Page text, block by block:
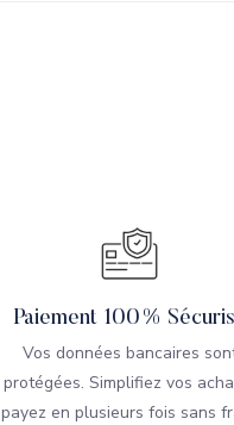
Paiement 100%
Vos données bancaires
protégées. Simplifiez vos
payez en plusieurs fois sans